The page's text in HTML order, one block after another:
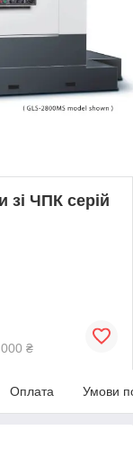
зі ЧПК серій
₴
Оплата Умови